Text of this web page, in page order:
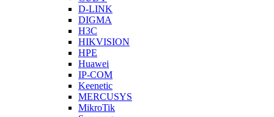
D-LINK
DIGMA
H3C
HIKVISION
HPE
Huawei
IP-COM
Keenetic
MERCUSYS
MikroTik